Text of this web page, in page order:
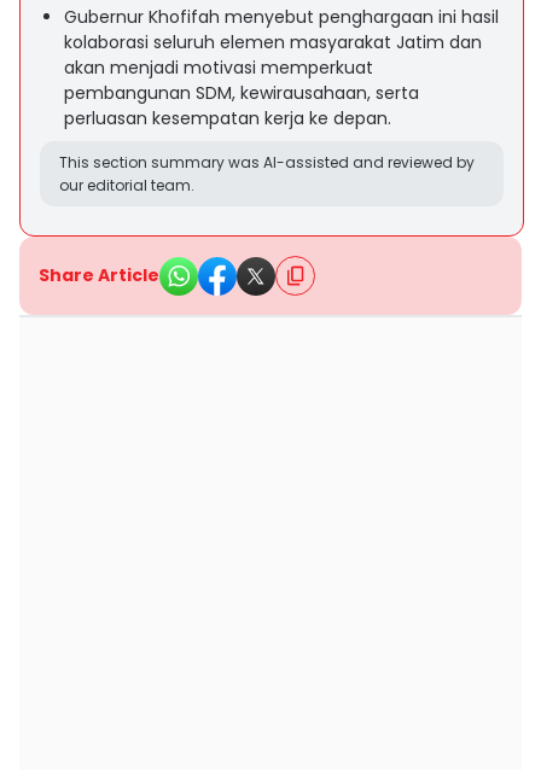
Gubernur Khofifah menyebut penghargaan ini hasil
kolaborasi seluruh elemen masyarakat Jatim dan
akan menjadi motivasi memperkuat
pembangunan SDM, kewirausahaan, serta
perluasan kesempatan kerja ke depan.
This section summary was AI-assisted and reviewed by
our editorial team.
Share Article